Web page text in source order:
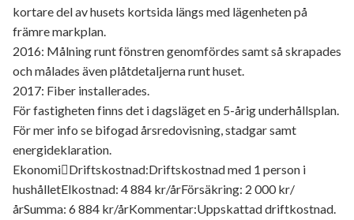
kortare del av husets kortsida längs med lägenheten på
främre markplan.
2016: Målning runt fönstren genomfördes samt så skrapades
och målades även plåtdetaljerna runt huset.
2017: Fiber installerades.
För fastigheten finns det i dagsläget en 5-årig underhållsplan.
För mer info se bifogad årsredovisning, stadgar samt
energideklaration.
EkonomiDriftskostnad:Driftskostnad med 1 person i
hushålletElkostnad: 4 884 kr/årFörsäkring: 2 000 kr/
årSumma: 6 884 kr/årKommentar:Uppskattad driftkostnad.